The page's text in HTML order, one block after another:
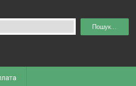
Пошук...